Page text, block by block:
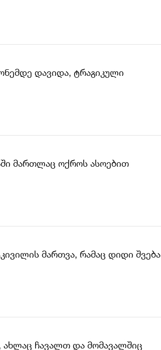
დავიდა, ტრაგიკული
მართლაც ოქროს ასოებით
მართვა, რამაც დიდი შვება
ახლაც ჩავალთ და მომავალშიც